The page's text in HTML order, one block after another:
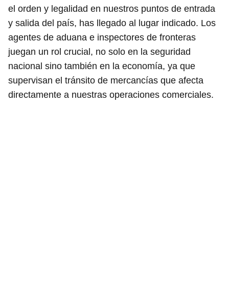
el orden y legalidad en nuestros puntos de entrada
y salida del país, has llegado al lugar indicado. Los
agentes de aduana e inspectores de fronteras
juegan un rol crucial, no solo en la seguridad
nacional sino también en la economía, ya que
supervisan el tránsito de mercancías que afecta
directamente a nuestras operaciones comerciales.